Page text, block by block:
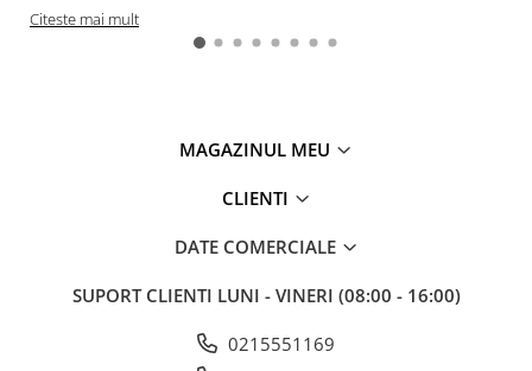
Citeste mai mult
MAGAZINUL MEU
CLIENTI
DATE COMERCIALE
SUPORT CLIENTI LUNI - VINERI (08:00 - 16:00)
0215551169